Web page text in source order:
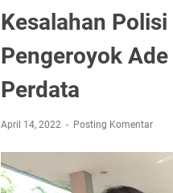
Kesalahan
Pengeroyok
Perdata
April 14, 2022 Posting Komentar